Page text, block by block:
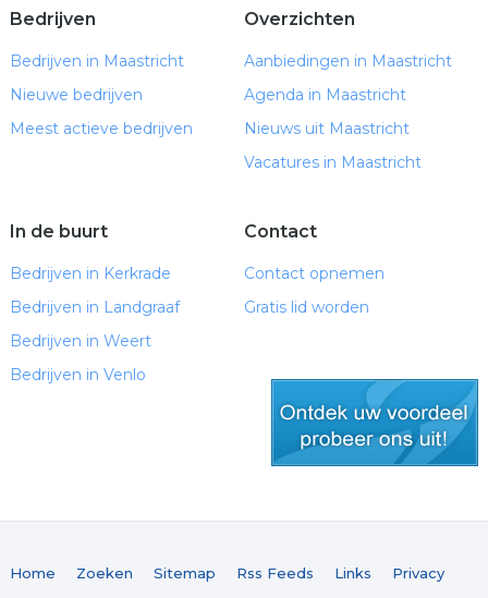
Bedrijven
Bedrijven in Maastricht
Nieuwe bedrijven
Meest actieve bedrijven
Overzichten
Aanbiedingen in Maastricht
Agenda in Maastricht
Nieuws uit Maastricht
Vacatures in Maastricht
In de buurt
Bedrijven in Kerkrade
Bedrijven in Landgraaf
Bedrijven in Weert
Bedrijven in Venlo
Contact
Contact opnemen
Gratis lid worden
Home Zoeken Sitemap Rss Feeds Links Privacy